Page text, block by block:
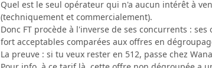
Quel est le seul opérateur qui n'a aucun intérêt à
(techniquement et commercialement).
Donc FT procède à l'inverse de ses concurrents :
fort acceptables comparées aux offres en
La preuve : si tu veux rester en 512, passe chez